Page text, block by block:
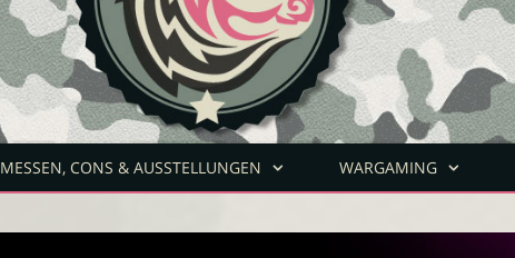
MESSEN, CONS & AUSSTELLUNGEN WARGAMING